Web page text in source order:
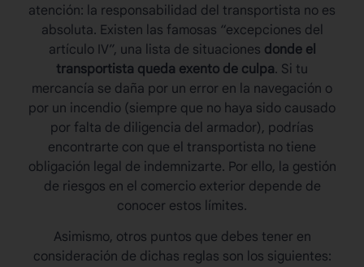
atención: la responsabilidad del transportista no es
absoluta. Existen las famosas “excepciones del
artículo IV”, una lista de situaciones donde el
transportista queda exento de culpa. Si tu
mercancía se daña por un error en la navegación o
por un incendio (siempre que no haya sido causado
por falta de diligencia del armador), podrías
encontrarte con que el transportista no tiene
obligación legal de indemnizarte. Por ello, la gestión
de riesgos en el comercio exterior depende de
conocer estos límites.
Asimismo, otros puntos que debes tener en
consideración de dichas reglas son los siguientes: